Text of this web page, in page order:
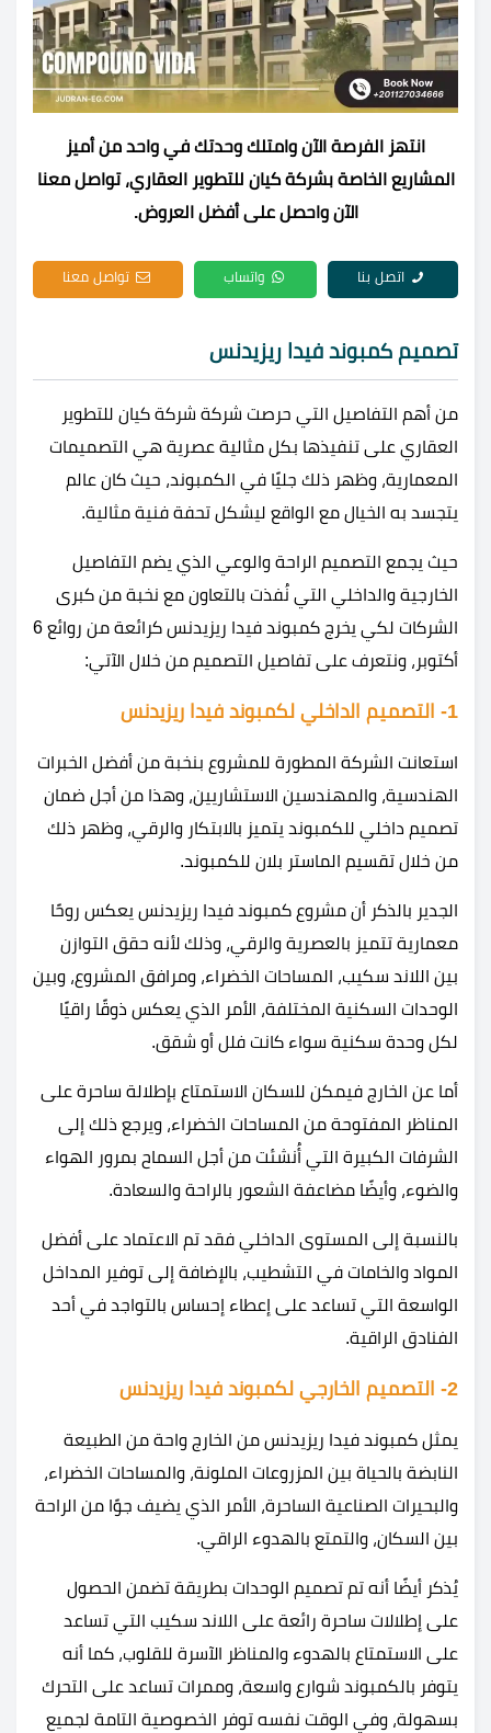
انتهز الفرصة الآن وامتلك وحدتك في واحد من أميز
المشاريع الخاصة بشركة كيان للتطوير العقاري، تواصل معنا
الآن واحصل على أفضل العروض.
اتصل بنا واتساب تواصل معنا
تصميم كمبوند فيدا ريزيدنس
من أهم التفاصيل التي حرصت شركة شركة كيان للتطوير
العقاري على تنفيذها بكل مثالية عصرية هي التصميمات
المعمارية، وظهر ذلك جليًا في الكمبوند، حيث كان عالم
يتجسد به الخيال مع الواقع ليشكل تحفة فنية مثالية.
حيث يجمع التصميم الراحة والوعي الذي يضم التفاصيل
الخارجية والداخلي التي نُفذت بالتعاون مع نخبة من كبرى
الشركات لكي يخرج كمبوند فيدا ريزيدنس كرائعة من روائع 6
أكتوبر، ونتعرف على تفاصيل التصميم من خلال الآتي:
1- التصميم الداخلي لكمبوند فيدا ريزيدنس
استعانت الشركة المطورة للمشروع بنخبة من أفضل الخبرات
الهندسية، والمهندسين الاستشاريين، وهذا من أجل ضمان
تصميم داخلي للكمبوند يتميز بالابتكار والرقي، وظهر ذلك
من خلال تقسيم الماستر بلان للكمبوند.
الجدير بالذكر أن مشروع كمبوند فيدا ريزيدنس يعكس روحًا
معمارية تتميز بالعصرية والرقي، وذلك لأنه حقق التوازن
بين اللاند سكيب، المساحات الخضراء، ومرافق المشروع، وبين
الوحدات السكنية المختلفة، الأمر الذي يعكس ذوقًا راقيًا
لكل وحدة سكنية سواء كانت فلل أو شقق.
أما عن الخارج فيمكن للسكان الاستمتاع بإطلالة ساحرة على
المناظر المفتوحة من المساحات الخضراء، ويرجع ذلك إلى
الشرفات الكبيرة التي أُنشئت من أجل السماح بمرور الهواء
والضوء، وأيضًا مضاعفة الشعور بالراحة والسعادة.
بالنسبة إلى المستوى الداخلي فقد تم الاعتماد على أفضل
المواد والخامات في التشطيب، بالإضافة إلى توفير المداخل
الواسعة التي تساعد على إعطاء إحساس بالتواجد في أحد
الفنادق الراقية.
2- التصميم الخارجي لكمبوند فيدا ريزيدنس
يمثل كمبوند فيدا ريزيدنس من الخارج واحة من الطبيعة
النابضة بالحياة بين المزروعات الملونة، والمساحات الخضراء،
والبحيرات الصناعية الساحرة، الأمر الذي يضيف جوًا من الراحة
بين السكان، والتمتع بالهدوء الراقي.
يُذكر أيضًا أنه تم تصميم الوحدات بطريقة تضمن الحصول
على إطلالات ساحرة رائعة على اللاند سكيب التي تساعد
على الاستمتاع بالهدوء والمناظر الآسرة للقلوب، كما أنه
يتوفر بالكمبوند شوارع واسعة، وممرات تساعد على التحرك
بسهولة، وفي الوقت نفسه توفر الخصوصية التامة لجميع